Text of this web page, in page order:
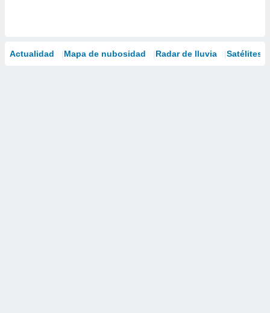
Actualidad Mapa de nubosidad Radar de lluvia Satélites